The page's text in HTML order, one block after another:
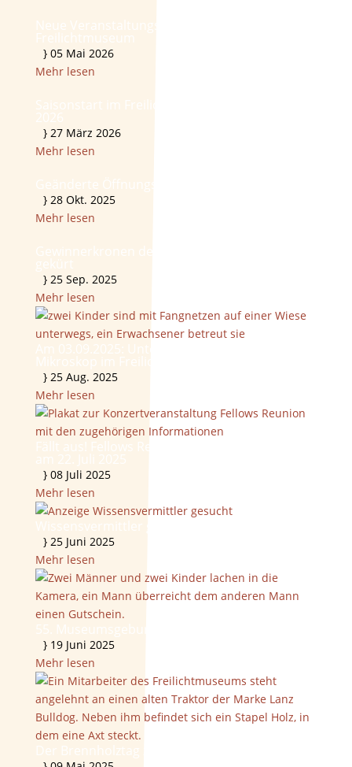
}05 Mai 2026
Mehr lesen
}27 März 2026
Mehr lesen
}28 Okt. 2025
Mehr lesen
}25 Sep. 2025
Mehr lesen
}25 Aug. 2025
Mehr lesen
}08 Juli 2025
Mehr lesen
}25 Juni 2025
Mehr lesen
}19 Juni 2025
Mehr lesen